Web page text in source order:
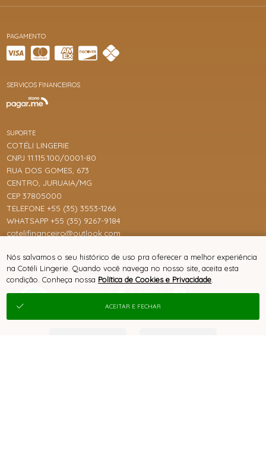
PAGAMENTO
SERVIÇOS FINANCEIROS
SUPORTE
COTÉLI LINGERIE
CNPJ 11.115.100/0001-80
RUA DOS GOMES, 673
CENTRO, JURUAIA/MG
CEP 37805000
TELEFONE +55 (35) 3553-1266
WHATSAPP +55 (35) 9267-9184
cotelifinanceiro@outlook.com
Nós salvamos o seu histórico de uso pra oferecer a melhor experiência
na Cotéli Lingerie. Quando você navega no nosso site, aceita esta
condição. Conheça nossa Política de Cookies e Privacidade
ACEITAR E FECHAR